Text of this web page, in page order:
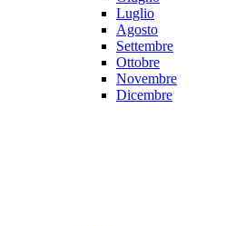
Luglio
Agosto
Settembre
Ottobre
Novembre
Dicembre